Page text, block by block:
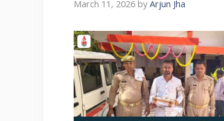
March 11, 2026 by Arjun Jha